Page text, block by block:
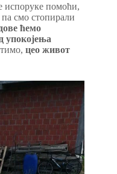
испоруке помоћи,
па смо стопирали
ћемо
упокојења
цео живот